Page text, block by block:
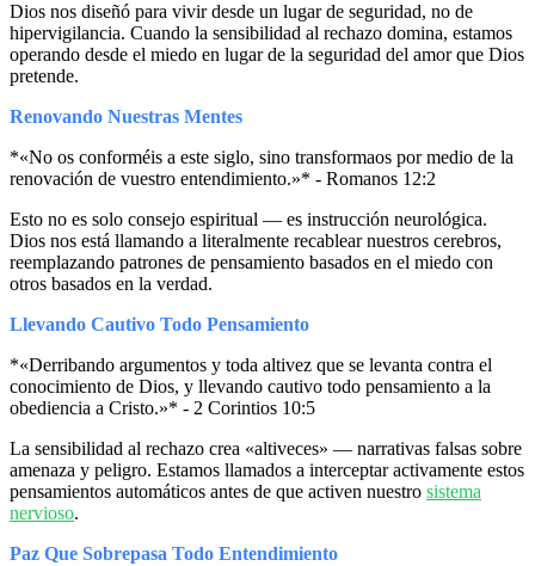
Dios nos diseñó para vivir desde un lugar de seguridad, no de
hipervigilancia. Cuando la sensibilidad al rechazo domina, estamos
operando desde el miedo en lugar de la seguridad del amor que Dios
pretende.
Renovando Nuestras Mentes
*«No os conforméis a este siglo, sino transformaos por medio de la
renovación de vuestro entendimiento.»* - Romanos 12:2
Esto no es solo consejo espiritual — es instrucción neurológica.
Dios nos está llamando a literalmente recablear nuestros cerebros,
reemplazando patrones de pensamiento basados en el miedo con
otros basados en la verdad.
Llevando Cautivo Todo Pensamiento
*«Derribando argumentos y toda altivez que se levanta contra el
conocimiento de Dios, y llevando cautivo todo pensamiento a la
obediencia a Cristo.»* - 2 Corintios 10:5
La sensibilidad al rechazo crea «altiveces» — narrativas falsas sobre
amenaza y peligro. Estamos llamados a interceptar activamente estos
pensamientos automáticos antes de que activen nuestro sistema
nervioso.
Paz Que Sobrepasa Todo Entendimiento